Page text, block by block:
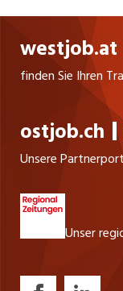
westjob.at
finden Sie Ihren
ostjob.ch
Unsere
Unser